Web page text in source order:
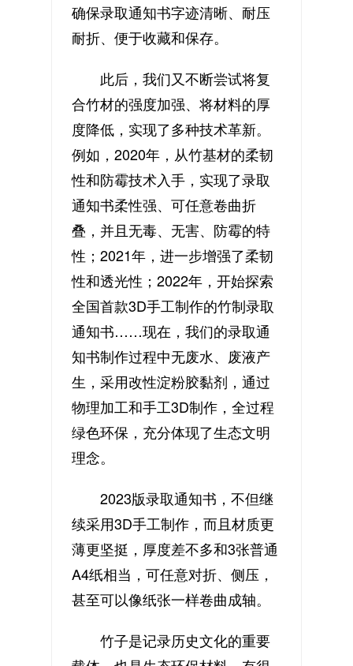
确保录取通知书字迹清晰、耐压
耐折、便于收藏和保存。
此后，我们又不断尝试将复
合竹材的强度加强、将材料的厚
度降低，实现了多种技术革新。
例如，2020年，从竹基材的柔韧
性和防霉技术入手，实现了录取
通知书柔性强、可任意卷曲折
叠，并且无毒、无害、防霉的特
性；2021年，进一步增强了柔韧
性和透光性；2022年，开始探索
全国首款3D手工制作的竹制录取
通知书……现在，我们的录取通
知书制作过程中无废水、废液产
生，采用改性淀粉胶黏剂，通过
物理加工和手工3D制作，全过程
绿色环保，充分体现了生态文明
理念。
2023版录取通知书，不但继
续采用3D手工制作，而且材质更
薄更坚挺，厚度差不多和3张普通
A4纸相当，可任意对折、侧压，
甚至可以像纸张一样卷曲成轴。
竹子是记录历史文化的重要